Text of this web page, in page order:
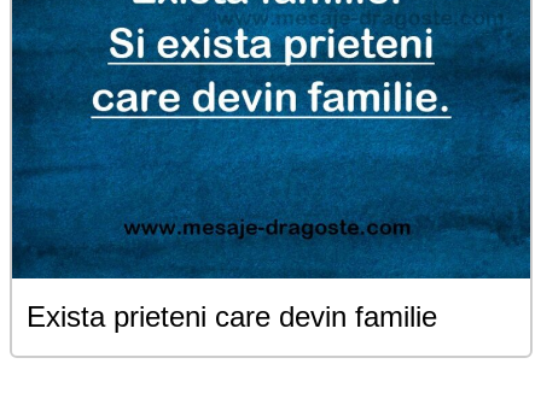
Exista prieteni care devin familie